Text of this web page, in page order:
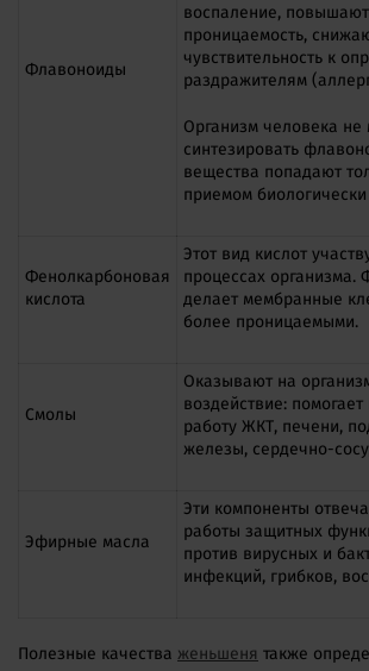
Флавоноиды
воспаление,
проницаемость,
чувствительность к
раздражителям
Организм человека не
синтезировать
вещества попадают
приемом
Фенолкарбоновая
кислота
Этот вид кислот
процессах организма.
делает мембранные
более проницаемыми.
Смолы
Оказывают на
воздействие:
работу ЖКТ, печени,
железы, сердечно-
Эфирные масла
Эти компоненты
работы защитных
против вирусных и
инфекций, грибков,
Полезные качества женьшеня также